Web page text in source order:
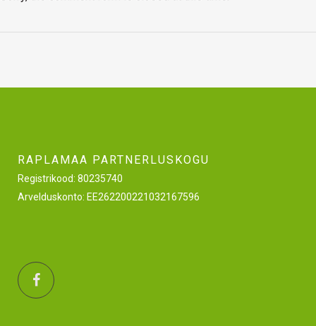
RAPLAMAA PARTNERLUSKOGU
Registrikood: 80235740
Arvelduskonto: EE262200221032167596